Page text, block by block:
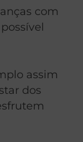
com
assim
dos